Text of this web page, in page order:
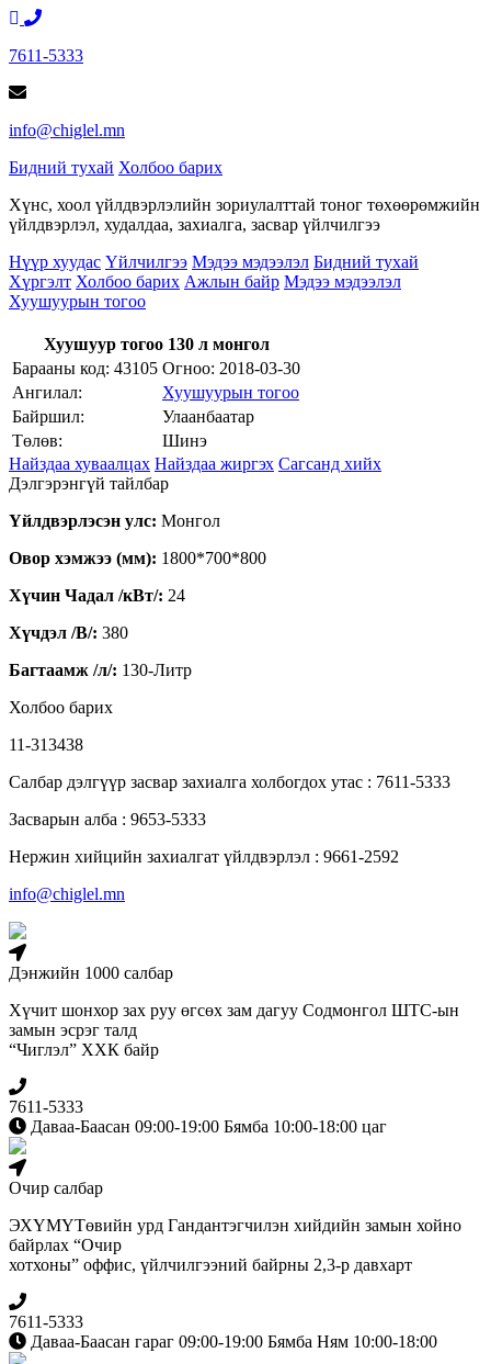
7611-5333
info@chiglel.mn
Бидний тухай Холбоо барих
Хүнс, хоол үйлдвэрлэлийн зориулалттай тоног төхөөрөмжийн
үйлдвэрлэл, худалдаа, захиалга, засвар үйлчилгээ
Нүүр хуудас Үйлчилгээ Мэдээ мэдээлэл Бидний тухай
Хүргэлт Холбоо барих Ажлын байр Мэдээ мэдээлэл
Хуушуурын тогоо
Хуушуур тогоо 130 л монгол
Барааны код: 43105 Огноо: 2018-03-30
Ангилал:
Хуушуурын тогоо
Байршил:
Улаанбаатар
Төлөв:
Шинэ
Найздаа хуваалцах Найздаа жиргэх Сагсанд хийх
Дэлгэрэнгүй тайлбар
Үйлдвэрлэсэн улс: Монгол
Овор хэмжээ (мм): 1800*700*800
Хүчин Чадал /кВт/: 24
Хүчдэл /В/: 380
Багтаамж /л/: 130-Литр
Холбоо барих
11-313438
Салбар дэлгүүр засвар захиалга холбогдох утас : 7611-5333
Засварын алба : 9653-5333
Нержин хийцийн захиалгат үйлдвэрлэл : 9661-2592
info@chiglel.mn
Дэнжийн 1000 салбар
Хүчит шонхор зах руу өгсөх зам дагуу Содмонгол ШТС-ын
замын эсрэг талд
“Чиглэл” ХХК байр
7611-5333
Даваа-Баасан 09:00-19:00 Бямба 10:00-18:00 цаг
Очир салбар
ЭХҮМҮТөвийн урд Гандантэгчилэн хийдийн замын хойно
байрлах “Очир
хотхоны” оффис, үйлчилгээний байрны 2,3-р давхарт
7611-5333
Даваа-Баасан гараг 09:00-19:00 Бямба Ням 10:00-18:00